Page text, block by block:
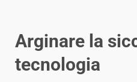
Arginare la
tecnologia